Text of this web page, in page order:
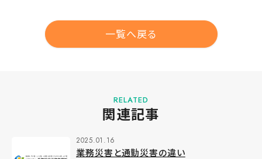
一覧へ戻る
RELATED
関連記事
2025.01.16
業務災害と通勤災害の違い